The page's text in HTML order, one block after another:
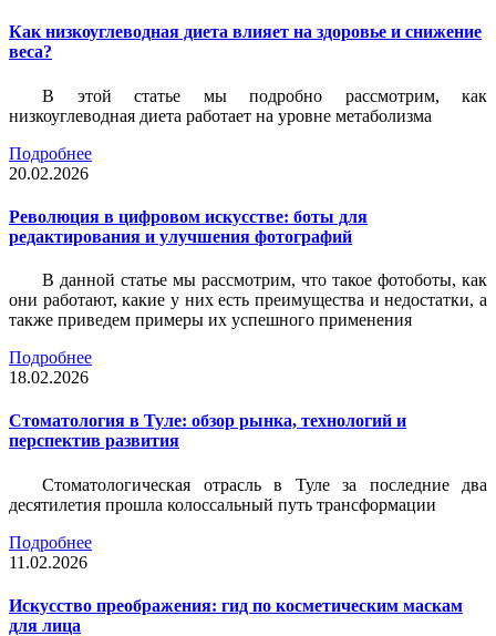
Как низкоуглеводная диета влияет на здоровье и снижение
веса?
В этой статье мы подробно рассмотрим, как
низкоуглеводная диета работает на уровне метаболизма
Подробнее
20.02.2026
Революция в цифровом искусстве: боты для
редактирования и улучшения фотографий
В данной статье мы рассмотрим, что такое фотоботы, как
они работают, какие у них есть преимущества и недостатки, а
также приведем примеры их успешного применения
Подробнее
18.02.2026
Стоматология в Туле: обзор рынка, технологий и
перспектив развития
Стоматологическая отрасль в Туле за последние два
десятилетия прошла колоссальный путь трансформации
Подробнее
11.02.2026
Искусство преображения: гид по косметическим маскам
для лица